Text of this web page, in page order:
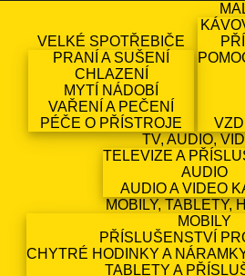
VELKÉ SPOTŘEBIČE
PRANÍ A SUŠENÍ
CHLAZENÍ
MYTÍ NÁDOBÍ
VAŘENÍ A PEČENÍ
PÉČE O PŘÍSTROJE
TV, AUDIO,
TELEVIZE A
AUDIO
AUDIO A VIDEO
MOBILY, TABLETY,
MOBILY
PŘÍSLUŠENSTVÍ
CHYTRÉ HODINKY A
TABLETY A